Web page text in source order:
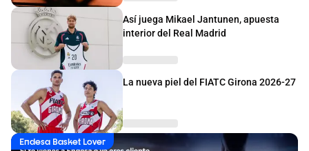
Así juega Mikael Jantunen, apuesta
interior del Real Madrid
La nueva piel del FIATC Girona 2026-27
Endesa Basket Lover